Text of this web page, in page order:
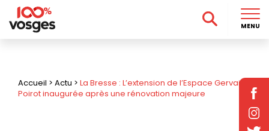
Accueil > Actu > La Bresse : L’extension de l’Espace Gervais
Poirot inaugurée après une rénovation majeure
MENU